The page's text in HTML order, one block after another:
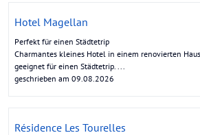
Hotel Magellan
Perfekt für einen Städtetrip
Charmantes kleines Hotel in einem renovierten
geeignet für einen Städtetrip. ...
geschrieben am 09.08.2026
Résidence Les Tourelles